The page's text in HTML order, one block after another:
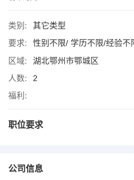
类别:
其它类型
要求:
性别不限/ 学历不限/经验不
区域:
湖北鄂州市鄂城区
人数:
2
福利:
职位要求
公司信息